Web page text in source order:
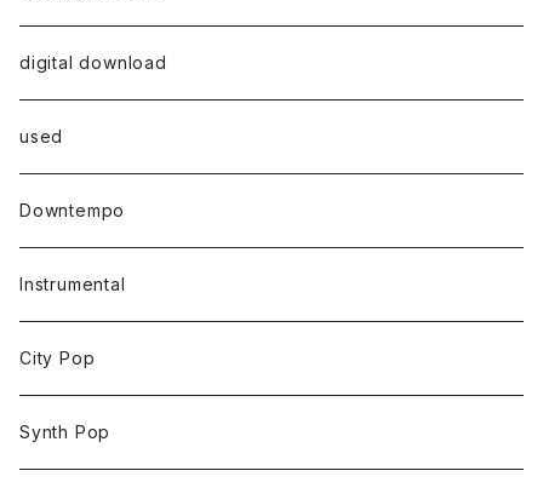
digital download
used
Downtempo
Instrumental
City Pop
Synth Pop